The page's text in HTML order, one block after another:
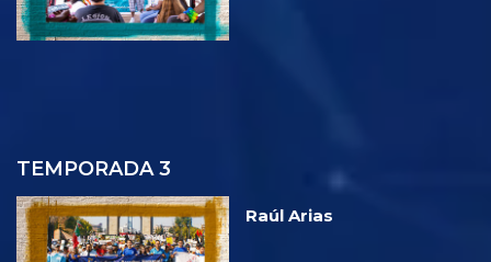
TEMPORADA 3
Raúl Arias